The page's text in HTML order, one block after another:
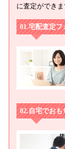
に査定ができま
宅配査定フ
自宅でおも